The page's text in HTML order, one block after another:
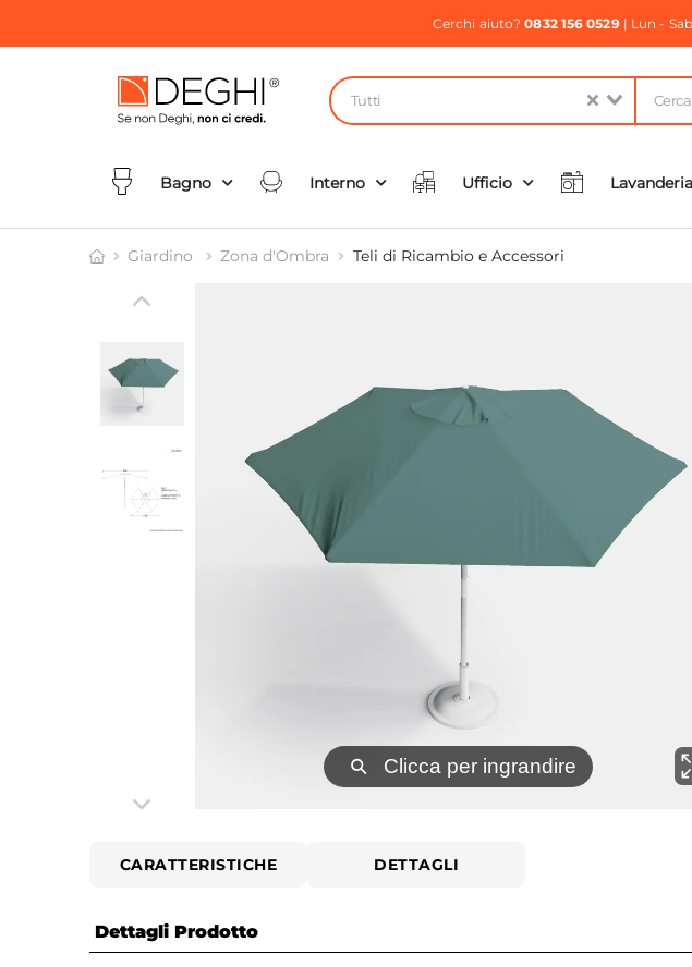
Cerchi aiuto?0832 156 0529| Lun -
Tutti
Bagno Interno Ufficio Lavanderia
Giardino Zona d'Ombra Teli di Ricambio e Accessori
⚲ Clicca per ingrandire
CARATTERISTICHE DETTAGLI
Dettagli Prodotto